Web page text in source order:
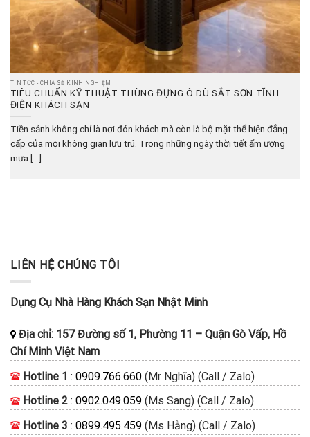
TIN TỨC - CHIA SẺ KINH NGHIỆM
TIÊU CHUẨN KỸ THUẬT THÙNG ĐỰNG Ô DÙ SẮT SƠN TĨNH
ĐIỆN KHÁCH SẠN
Tiền sảnh không chỉ là nơi đón khách mà còn là bộ mặt thể hiện đẳng
cấp của mọi không gian lưu trú. Trong những ngày thời tiết ẩm ương
mưa [...]
LIÊN HỆ CHÚNG TÔI
Dụng Cụ Nhà Hàng Khách Sạn Nhật Minh
Địa chỉ: 157 Đường số 1, Phường 11 – Quận Gò Vấp, Hồ
Chí Minh Việt Nam
Hotline 1 : 0909.766.660 (Mr Nghĩa) (Call / Zalo)
Hotline 2 : 0902.049.059 (Ms Sang) (Call / Zalo)
Hotline 3 : 0899.495.459 (Ms Hằng) (Call / Zalo)